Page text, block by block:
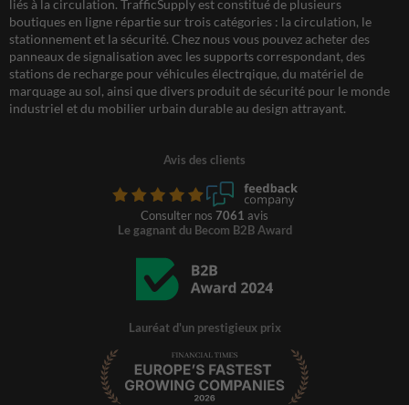
liés à la circulation. TrafficSupply est constitué de plusieurs
boutiques en ligne répartie sur trois catégories : la circulation, le
stationnement et la sécurité. Chez nous vous pouvez acheter des
panneaux de signalisation avec les supports correspondant, des
stations de recharge pour véhicules électrqique, du matériel de
marquage au sol, ainsi que divers produit de sécurité pour le monde
industriel et du mobilier urbain durable au design attrayant.
Avis des clients
Consulter nos 7061 avis
Le gagnant du Becom B2B Award
Lauréat d'un prestigieux prix